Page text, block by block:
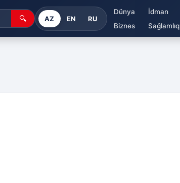
🔍 AZ EN RU
Dünya İdman
Biznes
Sağlamlıq